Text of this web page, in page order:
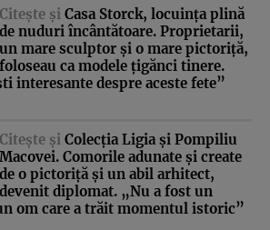
Citeşte şi Casa Storck, locuinţa plină
de nuduri încântătoare. Proprietarii,
un mare sculptor şi o mare pictoriţă,
foloseau ca modele ţigănci tinere.
interesante despre aceste fete”
Citeşte şi Colecţia Ligia şi Pompiliu
Macovei. Comorile adunate şi create
de o pictoriţă şi un abil arhitect,
devenit diplomat. „Nu a fost un
om care a trăit momentul istoric”